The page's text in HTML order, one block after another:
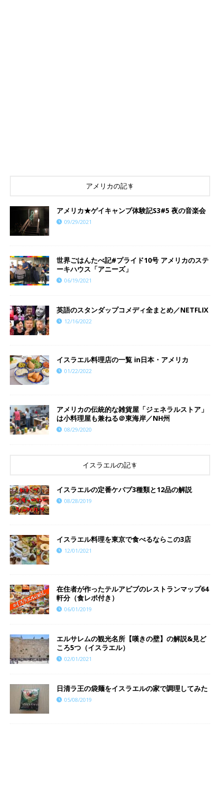
アメリカの記事
アメリカ★ゲイキャンプ体験記S3#5 夜の音楽会
09/29/2021
世界ごはんたべ記#プライド10号 アメリカのステ
ーキハウス「アニーズ」
06/19/2021
英語のスタンダップコメディ全まとめ／NETFLIX
12/16/2022
イスラエル料理店の一覧 in日本・アメリカ
01/22/2022
アメリカの伝統的な雑貨屋「ジェネラルストア」
は小料理屋も兼ねる＠東海岸／NH州
08/29/2020
イスラエルの記事
イスラエルの定番ケバブ3種類と12品の解説
08/28/2019
イスラエル料理を東京で食べるならこの3店
12/01/2021
在住者が作ったテルアビブのレストランマップ64
軒分（食レポ付き）
06/01/2019
エルサレムの観光名所【嘆きの壁】の解説&見ど
ころ5つ（イスラエル）
02/01/2021
日清ラ王の袋麺をイスラエルの家で調理してみた
05/08/2019